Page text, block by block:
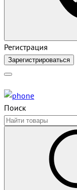
Регистрация
Зарегистрироваться
Поиск